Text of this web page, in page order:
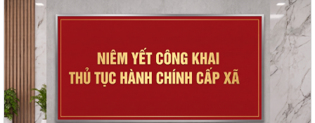
Phối hợp triển khai các hoạt động trước khi ngừng hoạt động mạng
thông tin di động công nghệ 2G